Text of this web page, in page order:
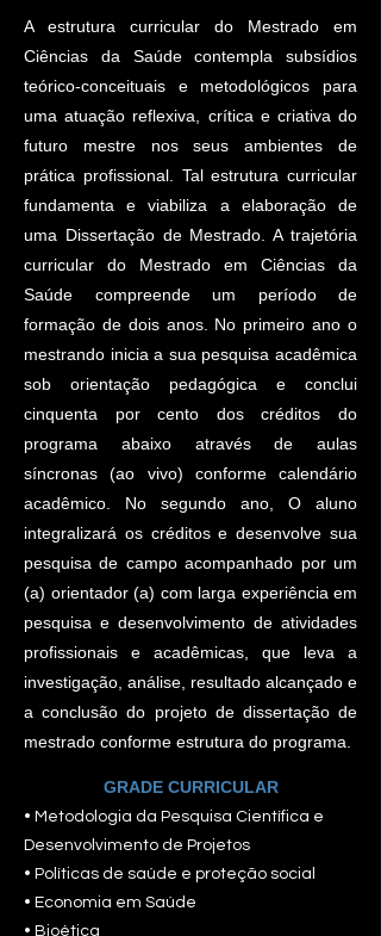
A estrutura curricular do Mestrado em
Ciências da Saúde contempla subsídios
teórico-conceituais e metodológicos para
uma atuação reflexiva, crítica e criativa do
futuro mestre nos seus ambientes de
prática profissional. Tal estrutura curricular
fundamenta e viabiliza a elaboração de
uma Dissertação de Mestrado. A trajetória
curricular do Mestrado em Ciências da
Saúde compreende um período de
formação de dois anos. No primeiro ano o
mestrando inicia a sua pesquisa acadêmica
sob orientação pedagógica e conclui
cinquenta por cento dos créditos do
programa abaixo através de aulas
síncronas (ao vivo) conforme calendário
acadêmico. No segundo ano, O aluno
integralizará os créditos e desenvolve sua
pesquisa de campo acompanhado por um
(a) orientador (a) com larga experiência em
pesquisa e desenvolvimento de atividades
profissionais e acadêmicas, que leva a
investigação, análise, resultado alcançado e
a conclusão do projeto de dissertação de
mestrado conforme estrutura do programa.
GRADE CURRICULAR
• Metodologia da Pesquisa Científica e
Desenvolvimento de Projetos
• Políticas de saúde e proteção social
• Economia em Saúde
• Bioética